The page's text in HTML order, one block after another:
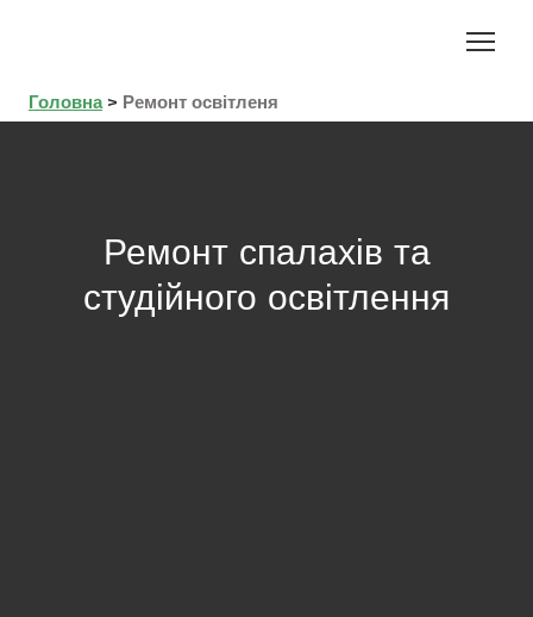
Головна> Ремонт освітленя
Ремонт спалахів та
студійного освітлення